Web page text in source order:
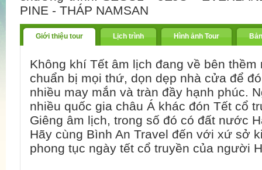
PINE - THÁP NAMSAN
Giới thiệu tour Lịch trình Hình ảnh Tour
Không khí Tết âm lịch đang về bên
chuẩn bị mọi thứ, dọn dẹp nhà cửa để
nhiều may mắn và tràn đầy hạnh phúc.
nhiều quốc gia châu Á khác đón Tết cổ
Giêng âm lịch, trong số đó có đất nước
Hãy cùng Bình An Travel đến với xứ sở
phong tục ngày tết cổ truyền của người